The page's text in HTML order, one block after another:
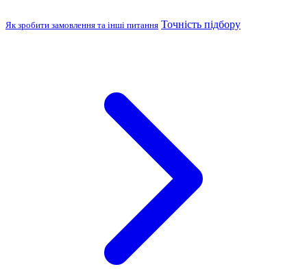
Як зробити замовлення та інші питання Точність підбору